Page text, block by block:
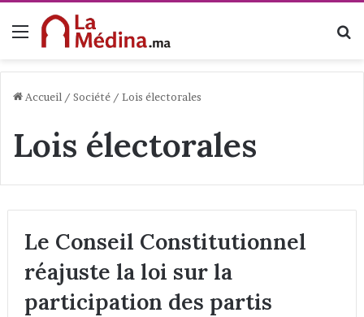
Menu
Accueil / Société / Lois électorales
Lois électorales
Le Conseil Constitutionnel
réajuste la loi sur la
participation des partis